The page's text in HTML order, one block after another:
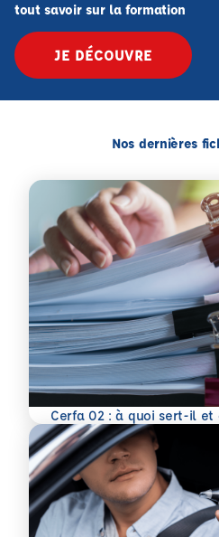
tout savoir sur la formation
JE DÉCOUVRE
Nos dernières
Cerfa 02 : à quoi sert-il et
En savoir plus